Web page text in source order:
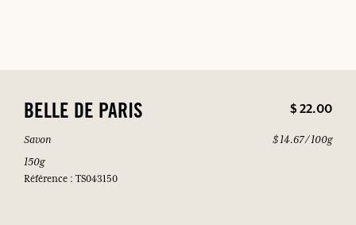
BELLE DE PARIS $ 22.00
Savon
150g
Référence : TS043150
$ 14.67 / 100g